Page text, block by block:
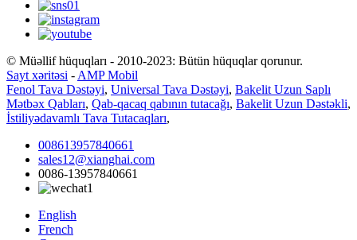
© Müəllif hüquqları - 2010-2023: Bütün hüquqlar qorunur.
Sayt xəritəsi - AMP Mobil
Fenol Tava Dəstəyi, Universal Tava Dəstəyi, Bakelit Uzun Saplı
Mətbəx Qabları, Qab-qacaq qabının tutacağı, Bakelit Uzun Dəstəkli,
İstiliyədavamlı Tava Tutacaqları,
008613957840661
sales12@xianghai.com
0086-13957840661
English
French